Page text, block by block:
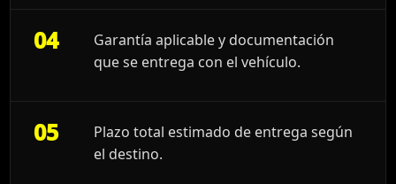
04
Garantía aplicable y documentación
que se entrega con el vehículo.
05
Plazo total estimado de entrega según
el destino.